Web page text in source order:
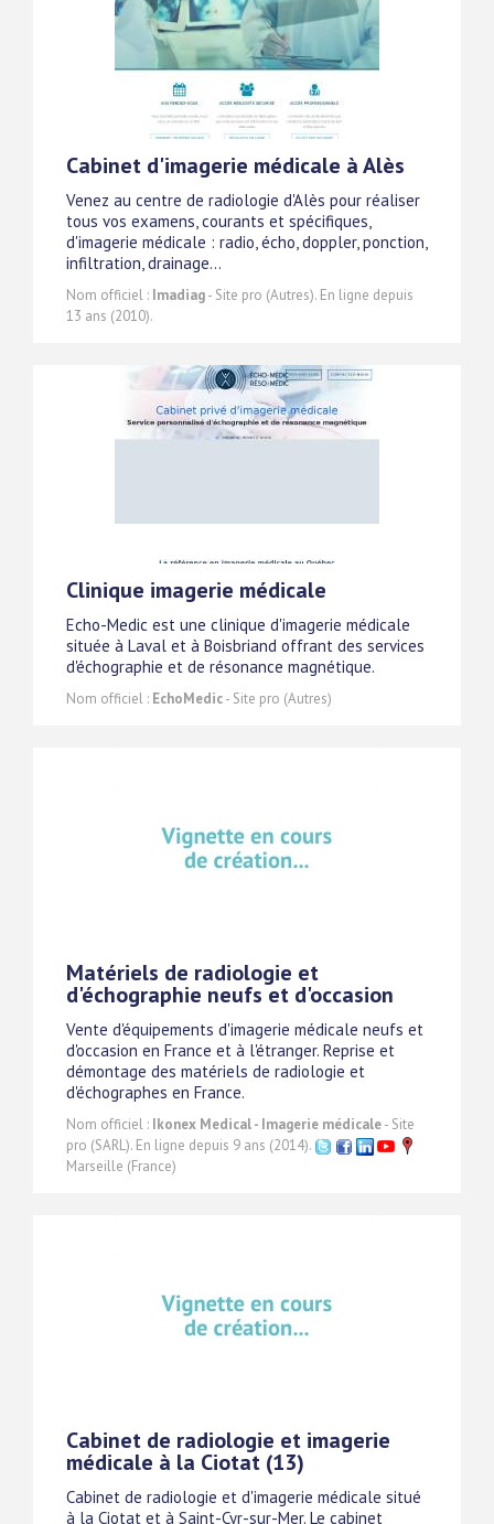
Cabinet d'imagerie médicale à Alès
Venez au centre de radiologie d'Alès pour réaliser
tous vos examens, courants et spécifiques,
d'imagerie médicale : radio, écho, doppler, ponction,
infiltration, drainage...
Nom officiel : Imadiag- Site pro (Autres). En ligne depuis
13 ans (2010).
Clinique imagerie médicale
Echo-Medic est une clinique d'imagerie médicale
située à Laval et à Boisbriand offrant des services
d'échographie et de résonance magnétique.
Nom officiel : EchoMedic- Site pro (Autres)
Matériels de radiologie et
d'échographie neufs et d'occasion
Vente d'équipements d'imagerie médicale neufs et
d'occasion en France et à l'étranger. Reprise et
démontage des matériels de radiologie et
d'échographes en France.
Nom officiel : Ikonex Medical - Imagerie médicale- Site
pro (SARL). En ligne depuis 9 ans (2014).
Marseille (France)
Cabinet de radiologie et imagerie
médicale à la Ciotat (13)
Cabinet de radiologie et d'imagerie médicale situé
à la Ciotat et à Saint-Cyr-sur-Mer. Le cabinet